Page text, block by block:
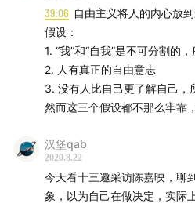
• 经济增长？不能持续
• 个人主义与自由主义：过去
说了算；
• 技术乐观主义
6.自由主义将人的内心放到最
设：
• 人有真正的自由意志
• 没有人比自己更了解自己，
然而这三个假设都不那么牢靠
39:06 自由主义将人的内心放
假设：
1. “我”和“自我”是不可分割的
2. 人有真正的自由意志
3. 没有人比自己更了解自己，
然而这三个假设都不那么牢靠
汉堡qab
2020.8.22
今天看十三邀采访陈嘉映，聊
象，以为自己在做决定，实际